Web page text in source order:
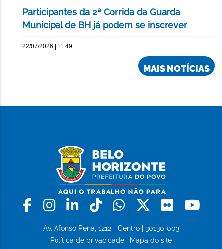
Participantes da 2ª Corrida da Guarda
Municipal de BH já podem se inscrever
22/07/2026 | 11:49
MAIS NOTÍCIAS
Facebook
Instagram
LinkedinTiktokWhatsapp
X Flickr
Av. Afonso Pena, 1212 - Centro | 30130-003
Política de privacidade
Mapa do site